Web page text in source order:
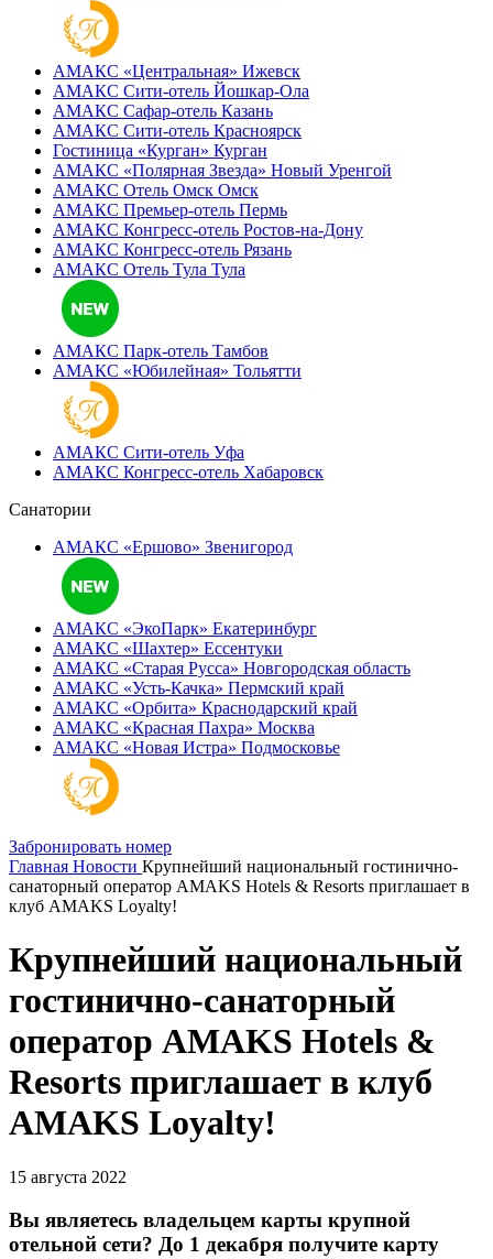
АМАКС «‎Центральная» Ижевск
АМАКС Сити-отель Йошкар-Ола
АМАКС Сафар-отель Казань
АМАКС Сити-отель Красноярск
Гостиница «‎Курган» Курган
АМАКС «Полярная Звезда» Новый Уренгой
АМАКС Отель ‎Омск Омск
АМАКС Премьер-отель Пермь
АМАКС Конгресс-отель Ростов-на-Дону
АМАКС Конгресс-отель Рязань
АМАКС Отель Тула Тула
АМАКС Парк-отель Тамбов
АМАКС «‎Юбилейная» Тольятти
АМАКС Сити-отель Уфа
АМАКС Конгресс-отель Хабаровск
Санатории
АМАКС «Ершово» Звенигород
АМАКС «ЭкоПарк» Екатеринбург
АМАКС «‎Шахтер» Ессентуки
АМАКС «‎Старая Русса» Новгородская область
АМАКС «‎Усть-Качка» Пермский край
АМАКС «‎Орбита» Краснодарский край
АМАКС «‎Красная Пахра» Москва
АМАКС «‎Новая Истра» Подмосковье
Забронировать номер
Главная Новости Крупнейший национальный гостинично-
санаторный оператор AMAKS Hotels & Resorts приглашает в
клуб AMAKS Loyalty!
Крупнейший национальный
гостинично-санаторный
оператор AMAKS Hotels &
Resorts приглашает в клуб
AMAKS Loyalty!
15 августа 2022
Вы являетесь владельцем карты крупной
отельной сети? До 1 декабря получите карту